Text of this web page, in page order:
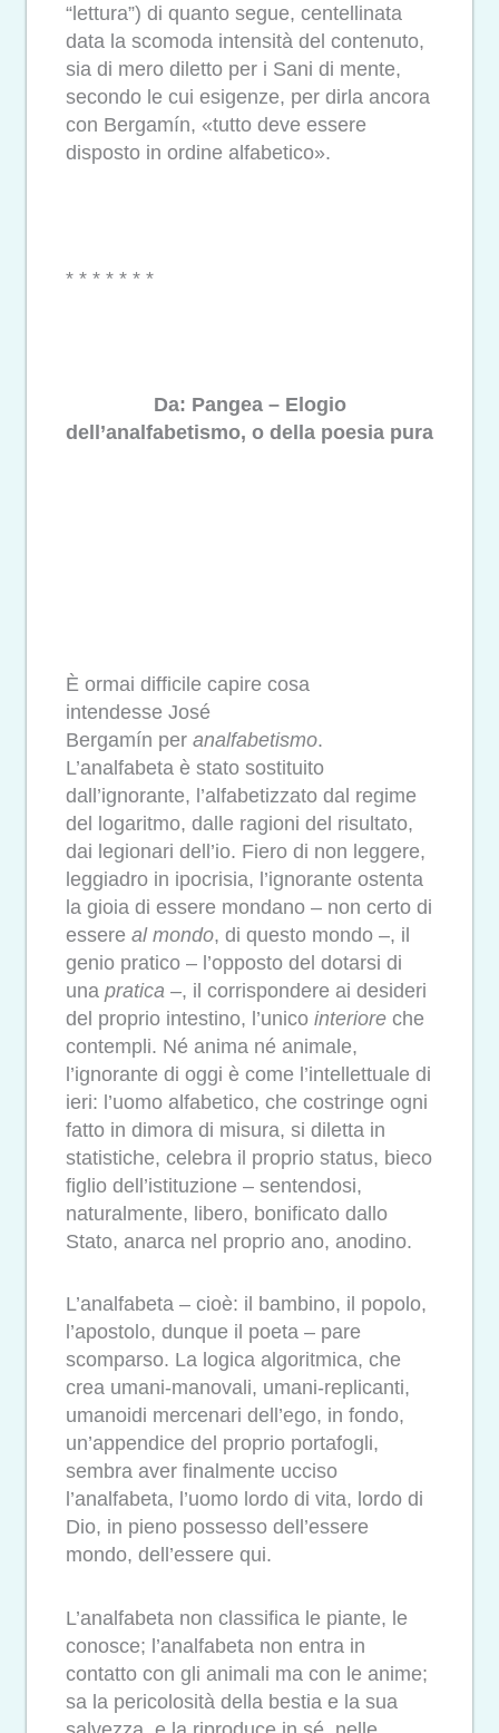
“lettura”) di quanto segue, centellinata
data la scomoda intensità del contenuto,
sia di mero diletto per i Sani di mente,
secondo le cui esigenze, per dirla ancora
con Bergamín, «tutto deve essere
disposto in ordine alfabetico».
* * * * * * *
Da: Pangea – Elogio
dell’analfabetismo, o della poesia pura
È ormai difficile capire cosa
intendesse José
Bergamín per analfabetismo.
L’analfabeta è stato sostituito
dall’ignorante, l’alfabetizzato dal regime
del logaritmo, dalle ragioni del risultato,
dai legionari dell’io. Fiero di non leggere,
leggiadro in ipocrisia, l’ignorante ostenta
la gioia di essere mondano – non certo di
essere al mondo, di questo mondo –, il
genio pratico – l’opposto del dotarsi di
una pratica –, il corrispondere ai desideri
del proprio intestino, l’unico interiore che
contempli. Né anima né animale,
l’ignorante di oggi è come l’intellettuale di
ieri: l’uomo alfabetico, che costringe ogni
fatto in dimora di misura, si diletta in
statistiche, celebra il proprio status, bieco
figlio dell’istituzione – sentendosi,
naturalmente, libero, bonificato dallo
Stato, anarca nel proprio ano, anodino.
L’analfabeta – cioè: il bambino, il popolo,
l’apostolo, dunque il poeta – pare
scomparso. La logica algoritmica, che
crea umani-manovali, umani-replicanti,
umanoidi mercenari dell’ego, in fondo,
un’appendice del proprio portafogli,
sembra aver finalmente ucciso
l’analfabeta, l’uomo lordo di vita, lordo di
Dio, in pieno possesso dell’essere
mondo, dell’essere qui.
L’analfabeta non classifica le piante, le
conosce; l’analfabeta non entra in
contatto con gli animali ma con le anime;
sa la pericolosità della bestia e la sua